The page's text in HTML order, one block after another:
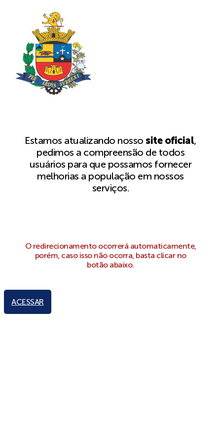
Estamos atualizando nossosite oficial,
pedimos a compreensão de todos
usuários para que possamos fornecer
melhorias a população em nossos
serviços.
O redirecionamento ocorrerá automaticamente,
porém, caso isso não ocorra, basta clicar no
botão abaixo.
ACESSAR